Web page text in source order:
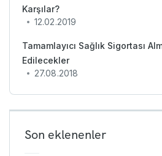
Karşılar?
12.02.2019
Tamamlayıcı Sağlık Sigortası
Edilecekler
27.08.2018
Son eklenenler